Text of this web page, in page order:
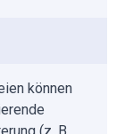
können